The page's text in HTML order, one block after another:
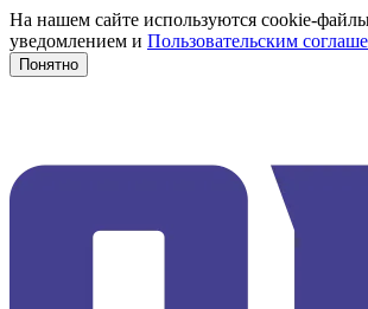
На нашем сайте используются cookie-
уведомлением и Пользовательским
Понятно